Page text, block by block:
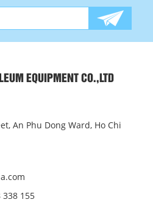
EQUIPMENT CO.,LTD
An Phu Dong Ward, Ho Chi
155